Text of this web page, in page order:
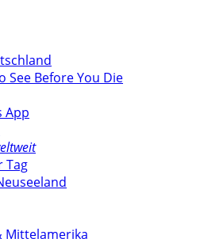
See Before You Die
App
Tag
Mittelamerika